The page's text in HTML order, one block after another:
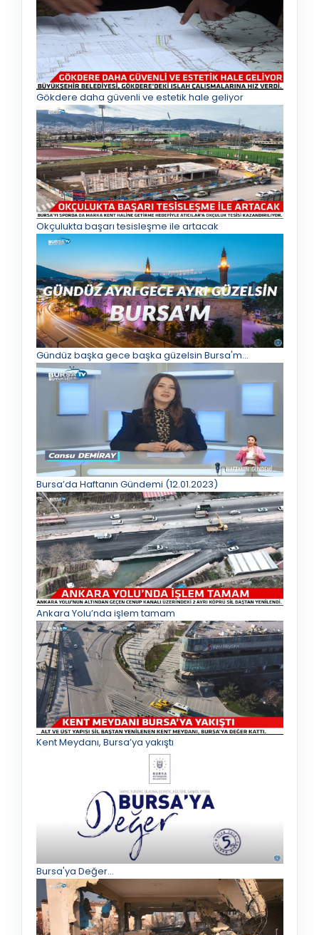
Gökdere daha güvenli ve estetik hale geliyor
Okçulukta başarı tesisleşme ile artacak
Gündüz başka gece başka güzelsin Bursa'm...
Bursa’da Haftanın Gündemi (12.01.2023)
Ankara Yolu’nda işlem tamam
Kent Meydanı, Bursa’ya yakıştı
Bursa'ya Değer...